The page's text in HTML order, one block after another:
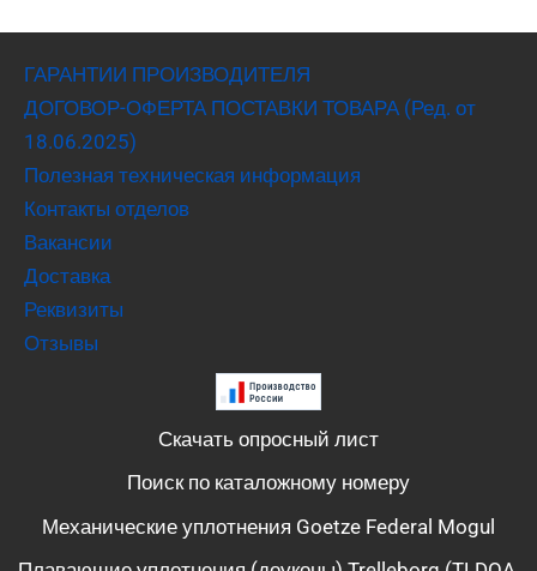
ГАРАНТИИ ПРОИЗВОДИТЕЛЯ
ДОГОВОР-ОФЕРТА ПОСТАВКИ ТОВАРА (Ред. от
18.06.2025)
Полезная техническая информация
Контакты отделов
Вакансии
Доставка
Реквизиты
Отзывы
Скачать опросный лист
Поиск по каталожному номеру
Механические уплотнения Goetze Federal Mogul